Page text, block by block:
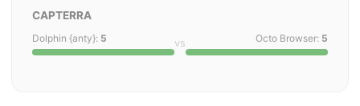
CAPTERRA
Dolphin {anty}: 5 vs Octo Browser: 5